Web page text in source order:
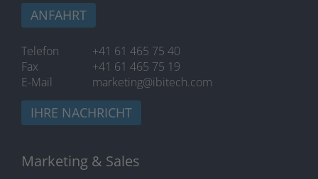
ANFAHRT
Telefon
+41 61 465 75 40
Fax
+41 61 465 75 19
E-Mail
marketing@ibitech.com
IHRE NACHRICHT
Marketing & Sales